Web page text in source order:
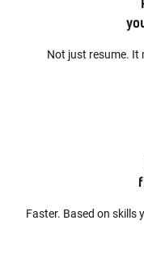
Not just resume. It
Faster. Based on skills